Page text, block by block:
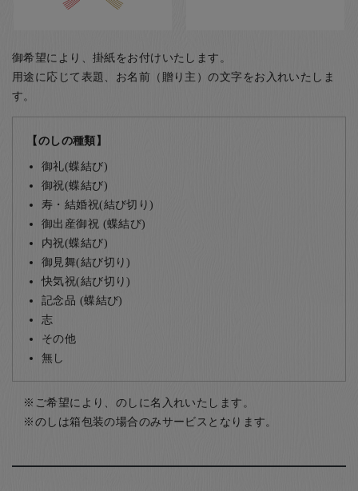
御希望により、掛紙をお付けいたします。
用途に応じて表題、お名前（贈り主）の文字をお入れいたしま
す。
【のしの種類】
御礼(蝶結び)
御祝(蝶結び)
寿・結婚祝(結び切り)
御出産御祝 (蝶結び)
内祝(蝶結び)
御見舞(結び切り)
快気祝(結び切り)
記念品 (蝶結び)
志
その他
無し
ご希望により、のしに名入れいたします。
のしは箱包装の場合のみサービスとなります。